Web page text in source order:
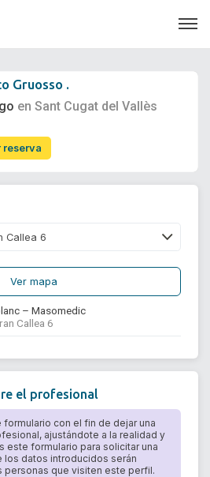
Soporte
Gruosso .
en Sant Cugat del Vallès
reserva
Ver mapa
– Masomedic
Callea 6
el profesional
con el fin de dejar una
ajustándote a la realidad y
este formulario para solicitar una
los datos introducidos serán
personas que visiten este perfil.